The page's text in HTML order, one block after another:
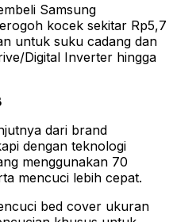
Samsung
kocek sekitar Rp5,7
untuk suku cadang dan
Digital Inverter hingga
dari brand
dengan teknologi
menggunakan 70
mencuci lebih cepat.
bed cover ukuran